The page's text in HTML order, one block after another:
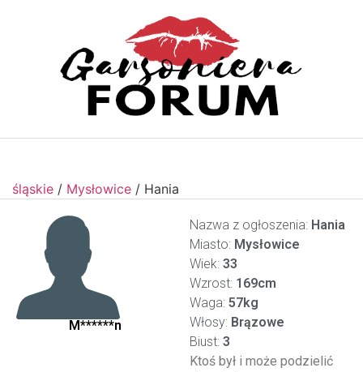
śląskie / Mysłowice / Hania
M******n
Nazwa z ogłoszenia: Hania
Miasto: Mysłowice
Wiek: 33
Wzrost: 169cm
Waga: 57kg
Włosy: Brązowe
Biust: 3
Ktoś był i może podzielić